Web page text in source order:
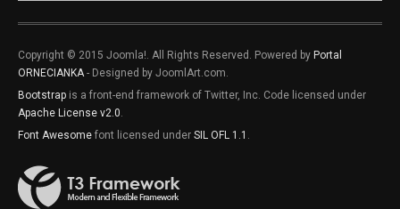
Copyright © 2015 Joomla!. All Rights Reserved. Powered by Portal
ORNECIANKA- Designed by JoomlArt.com.
Bootstrap is a front-end framework of Twitter, Inc. Code licensed under
Apache License v2.0.
Font Awesome font licensed under SIL OFL 1.1 .